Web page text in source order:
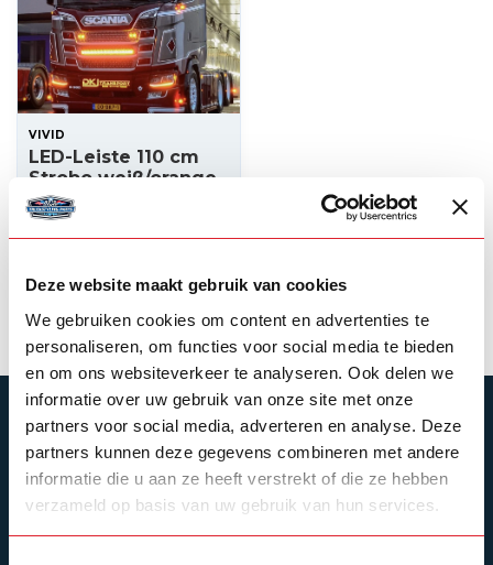
Deze website maakt gebruik van cookies
We gebruiken cookies om content en advertenties te
personaliseren, om functies voor social media te bieden
en om ons websiteverkeer te analyseren. Ook delen we
informatie over uw gebruik van onze site met onze
partners voor social media, adverteren en analyse. Deze
partners kunnen deze gegevens combineren met andere
informatie die u aan ze heeft verstrekt of die ze hebben
verzameld op basis van uw gebruik van hun services.
VIVID
LED-Leiste 110 cm
Strobo weiß/orange
1-reihig (4 cm hoch)
ABONNIEREN SIE UNSEREN NEWSLETTER
Bleibe auf dem Laufenden mit unseren
Newsletter-Angeboten